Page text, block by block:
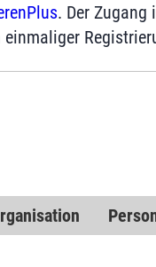
. Der Zugang